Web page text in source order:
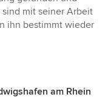
mit seiner Arbeit
ihn bestimmt wieder
am Rhein